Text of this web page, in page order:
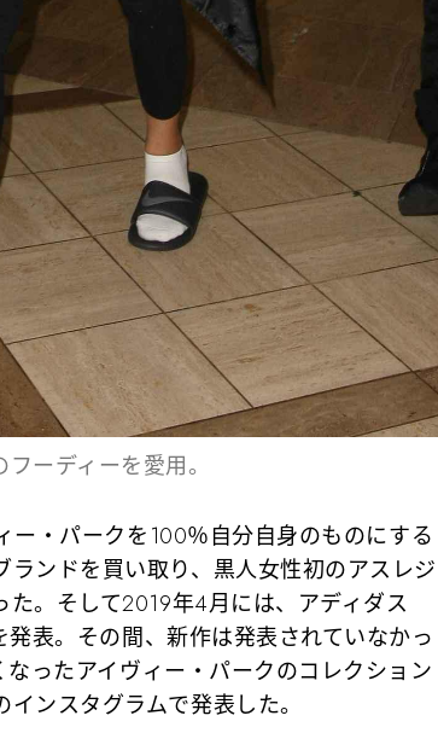
ーディーを愛用。
・パークを100％自分自身のものにする
ンドを買い取り、黒人女性初のアスレジ
。そして2019年4月には、アディダス
表。その間、新作は発表されていなかっ
ったアイヴィー・パークのコレクション
ンスタグラムで発表した。